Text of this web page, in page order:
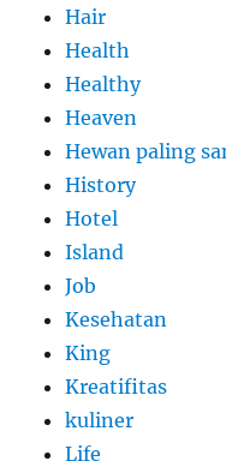
Hair
Health
Healthy
Heaven
Hewan paling
History
Hotel
Island
Job
Kesehatan
King
Kreatifitas
kuliner
Life